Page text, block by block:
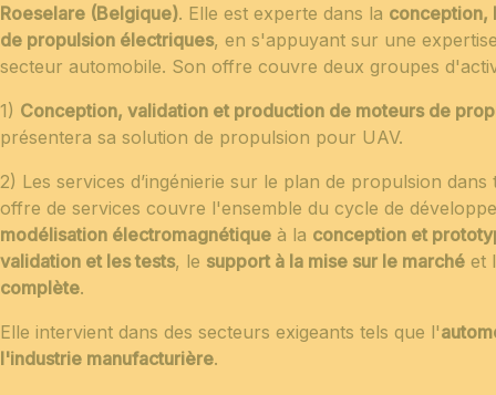
Roeselare (Belgique). Elle est experte dans la conception,
de propulsion électriques, en s'appuyant sur une
secteur automobile. Son offre couvre deux groupes
1) Conception, validation et production de moteurs de
présentera sa solution de propulsion pour UAV.
2) Les services d’ingénierie sur le plan de propulsion
offre de services couvre l'ensemble du cycle de
modélisation électromagnétique à la conception et
validation et les tests, le support à la mise sur le marché et
complète.
Elle intervient dans des secteurs exigeants tels que l'
l'industrie manufacturière.